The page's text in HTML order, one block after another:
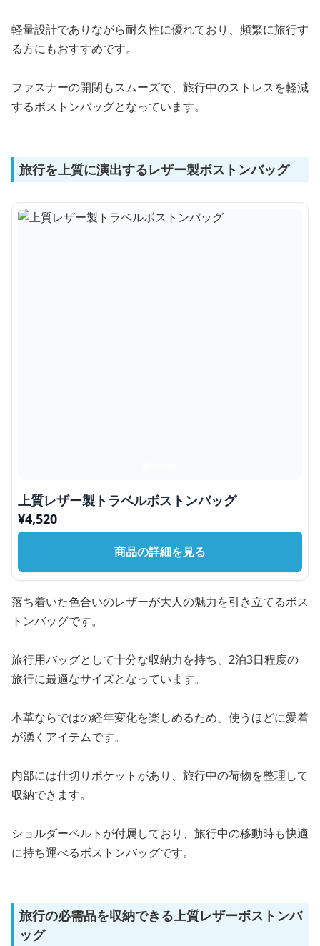
軽量設計でありながら耐久性に優れており、頻繁に旅行す
る方にもおすすめです。
ファスナーの開閉もスムーズで、旅行中のストレスを軽減
するボストンバッグとなっています。
旅行を上質に演出するレザー製ボストンバッグ
上質レザー製トラベルボストンバッグ
¥4,520
商品の詳細を見る
落ち着いた色合いのレザーが大人の魅力を引き立てるボス
トンバッグです。
旅行用バッグとして十分な収納力を持ち、2泊3日程度の
旅行に最適なサイズとなっています。
本革ならではの経年変化を楽しめるため、使うほどに愛着
が湧くアイテムです。
内部には仕切りポケットがあり、旅行中の荷物を整理して
収納できます。
ショルダーベルトが付属しており、旅行中の移動時も快適
に持ち運べるボストンバッグです。
旅行の必需品を収納できる上質レザーボストンバ
ッグ